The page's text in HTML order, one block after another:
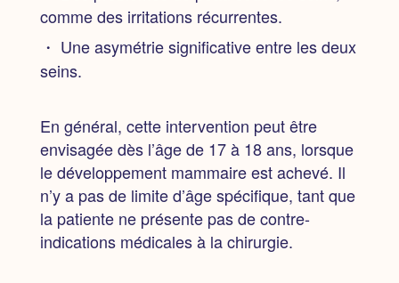
comme des irritations récurrentes.
・ Une asymétrie significative entre les deux
seins.
En général, cette intervention peut être
envisagée dès l’âge de 17 à 18 ans, lorsque
le développement mammaire est achevé. Il
n’y a pas de limite d’âge spécifique, tant que
la patiente ne présente pas de contre-
indications médicales à la chirurgie.